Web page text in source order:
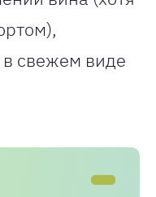
в свежем виде